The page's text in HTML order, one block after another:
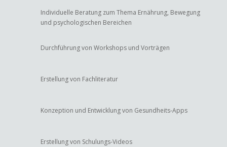
Individuelle Beratung zum Thema Ernährung, Bewegung
und psychologischen Bereichen
Durchführung von Workshops und Vorträgen
Erstellung von Fachliteratur
Konzeption und Entwicklung von Gesundheits-Apps
Erstellung von Schulungs-Videos